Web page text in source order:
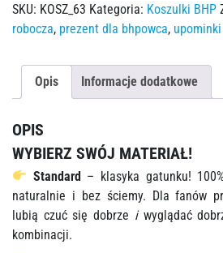
SKU: KOSZ_63 Kategoria: Koszulki BHP
robocza, prezent dla bhpowca,
Opis Informacje dodatkowe
OPIS
WYBIERZ SWÓJ MATERIAŁ!
Standard– klasyka gatunku!
naturalnie i bez ściemy. Dla fanów
lubią czuć się dobrze iwyglądać
kombinacji.